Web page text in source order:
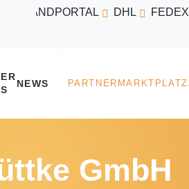
VERSANDPORTAL DHL FEDEX
GmbH